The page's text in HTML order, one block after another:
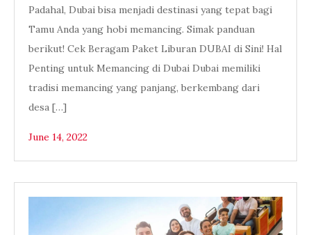
Padahal, Dubai bisa menjadi destinasi yang tepat bagi
Tamu Anda yang hobi memancing. Simak panduan
berikut! Cek Beragam Paket Liburan DUBAI di Sini! Hal
Penting untuk Memancing di Dubai Dubai memiliki
tradisi memancing yang panjang, berkembang dari
desa […]
June 14, 2022